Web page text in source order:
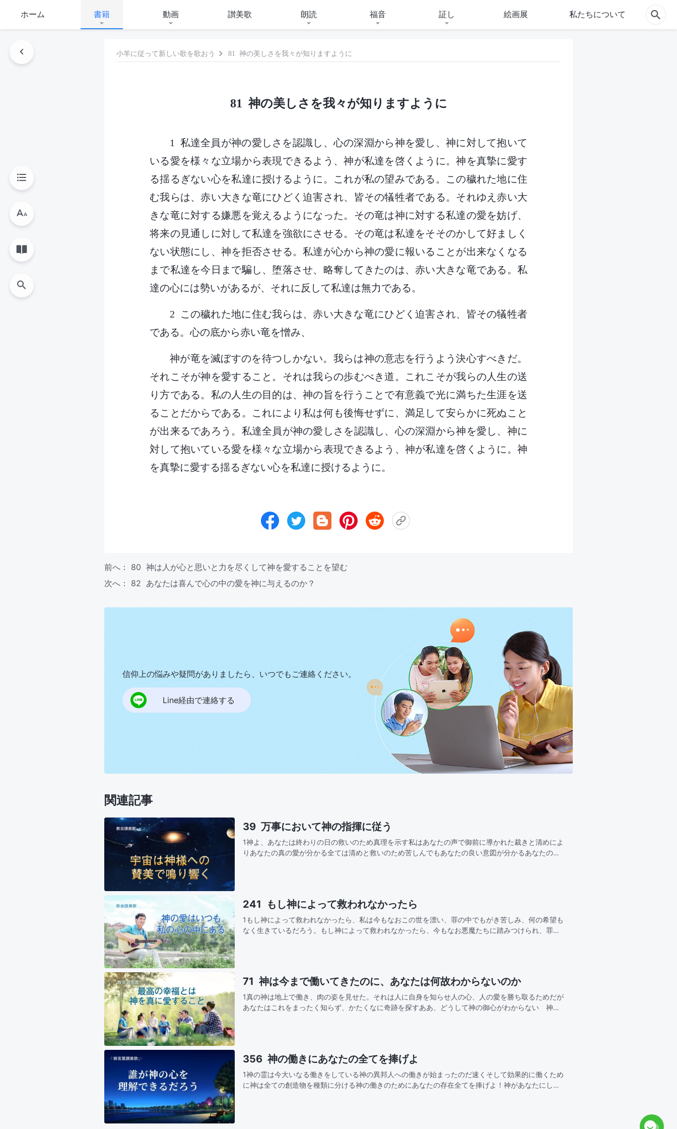
ホーム 書籍 動画 讃美歌 朗読 福音 証し 絵画展 私たちについて
小羊に従って新しい歌を歌おう 81 神の美しさを我々が知りますように
81 神の美しさを我々が知りますように
1 私達全員が神の愛しさを認識し、心の深淵から神を愛し、神に対して抱いて
いる愛を様々な立場から表現できるよう、神が私達を啓くように。神を真摯に愛す
る揺るぎない心を私達に授けるように。これが私の望みである。この穢れた地に住
む我らは、赤い大きな竜にひどく迫害され、皆その犠牲者である。それゆえ赤い大
きな竜に対する嫌悪を覚えるようになった。その竜は神に対する私達の愛を妨げ、
将来の見通しに対して私達を強欲にさせる。その竜は私達をそそのかして好ましく
ない状態にし、神を拒否させる。私達が心から神の愛に報いることが出来なくなる
まで私達を今日まで騙し、堕落させ、略奪してきたのは、赤い大きな竜である。私
達の心には勢いがあるが、それに反して私達は無力である。
2 この穢れた地に住む我らは、赤い大きな竜にひどく迫害され、皆その犠牲者
である。心の底から赤い竜を憎み、
神が竜を滅ぼすのを待つしかない。我らは神の意志を行うよう決心すべきだ。
それこそが神を愛すること。それは我らの歩むべき道。これこそが我らの人生の送
り方である。私の人生の目的は、神の旨を行うことで有意義で光に満ちた生涯を送
ることだからである。これにより私は何も後悔せずに、満足して安らかに死ぬこと
が出来るであろう。私達全員が神の愛しさを認識し、心の深淵から神を愛し、神に
対して抱いている愛を様々な立場から表現できるよう、神が私達を啓くように。神
を真摯に愛する揺るぎない心を私達に授けるように。
前へ： 80 神は人が心と思いと力を尽くして神を愛することを望む
次へ： 82 あなたは喜んで心の中の愛を神に与えるのか？
信仰上の悩みや疑問がありましたら、いつでもご連絡ください。
Line経由で連絡する
関連記事
39 万事において神の指揮に従う
1神よ、あなたは終わりの日の救いのため真理を示す私はあなたの声で御前に導かれた裁きと清めによ
りあなたの真の愛が分かる全ては清めと救いのため苦しんでもあなたの良い意図が分かるあなたの裁
241 もし神によって救われなかったら
1もし神によって救われなかったら、私は今もなおこの世を漂い、罪の中でもがき苦しみ、何の希望も
なく生きているだろう。もし神によって救われなかったら、今もなお悪魔たちに踏みつけられ、罪の
71 神は今まで働いてきたのに、あなたは何故わからないのか
1真の神は地上で働き、肉の姿を見せた。それは人に自身を知らせ人の心、人の愛を勝ち取るためだが
あなたはこれをまったく知らず、かたくなに奇跡を探すああ、どうして神の御心がわからない 神が
356 神の働きにあなたの全てを捧げよ
1神の霊は今大いなる働きをしている神の異邦人への働きが始まったのだ速くそして効果的に働くため
に神は全ての創造物を種類に分ける神の働きのためにあなたの存在全てを捧げよ！神があなたにして